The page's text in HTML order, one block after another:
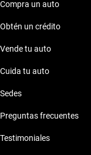
Compra un auto
Obtén un crédito
Vende tu auto
Cuida tu auto
Sedes
Preguntas frecuentes
Testimoniales